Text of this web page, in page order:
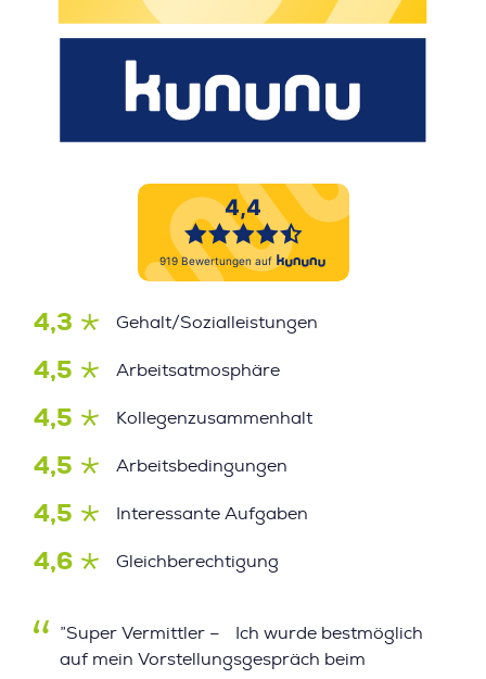
4,3 Gehalt/Sozialleistungen
4,5 Arbeitsatmosphäre
4,5 Kollegenzusammenhalt
4,5 Arbeitsbedingungen
4,5 Interessante Aufgaben
4,6 Gleichberechtigung
”Super Vermittler – Ich wurde bestmöglich
auf mein Vorstellungsgespräch beim